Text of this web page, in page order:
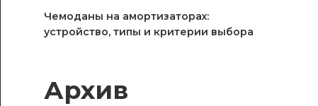
Чемоданы на амортизаторах:
устройство, типы и критерии выбора
Архив